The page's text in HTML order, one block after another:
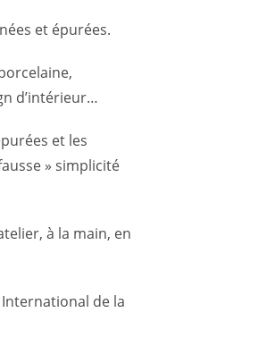
et épurées.
d’intérieur…
et les
» simplicité
à la main, en
de la